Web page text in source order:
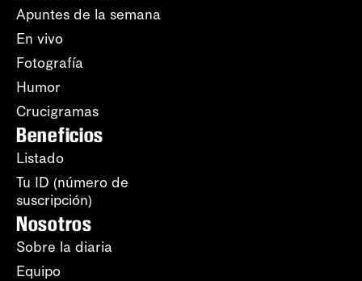
Apuntes de la semana
En vivo
Fotografía
Humor
Crucigramas
Beneficios
Listado
Tu ID (número de
suscripción)
Nosotros
Sobre la diaria
Equipo